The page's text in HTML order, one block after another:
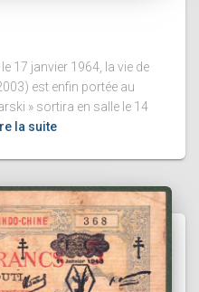
17 janvier 1964, la vie de
est enfin portée au
» sortira en salle le 14
la suite